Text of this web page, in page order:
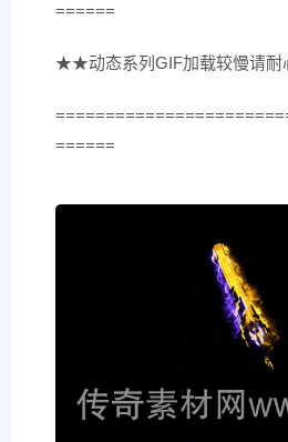
======
★★动态系列GIF加载较慢请
======